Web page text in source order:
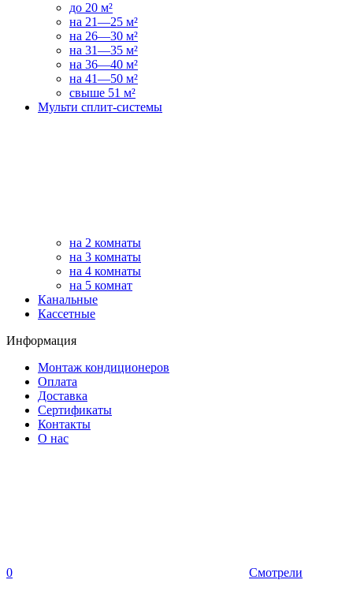
до 20 м²
на 21—25 м²
на 26—30 м²
на 31—35 м²
на 36—40 м²
на 41—50 м²
свыше 51 м²
Мульти сплит-системы
на 2 комнаты
на 3 комнаты
на 4 комнаты
на 5 комнат
Канальные
Кассетные
Информация
Монтаж кондиционеров
Оплата
Доставка
Сертификаты
Контакты
О нас
0 Смотрели